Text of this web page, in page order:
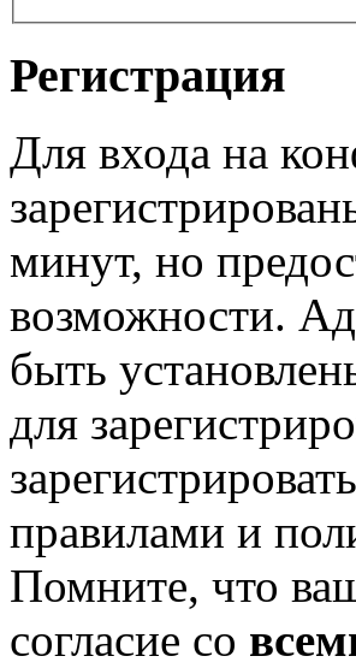
Регистрация
Для входа на
минут, но
возможности.
быть
для
правилами и
Помните, что
согласие со